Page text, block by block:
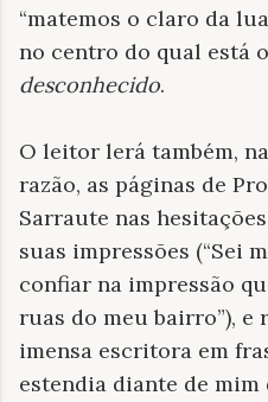
“matemos o claro da
no centro do qual está o
desconhecido.
O leitor lerá também,
razão, as páginas de
Sarraute nas
suas impressões (“Sei
confiar na impressão
ruas do meu bairro”), e
imensa escritora em
estendia diante de